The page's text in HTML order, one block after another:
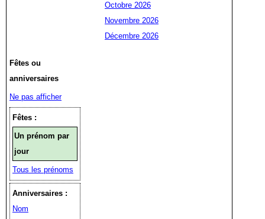
Octobre 2026
Novembre 2026
Décembre 2026
Fêtes ou
anniversaires
Ne pas afficher
Fêtes :
Un prénom par
jour
Tous les prénoms
Anniversaires :
Nom